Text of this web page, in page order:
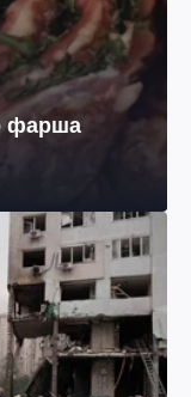
фарша